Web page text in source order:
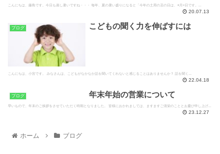
こんにちは、藤島です。今日も蒸し暑いですね・・・ 毎年、夏の暑い盛りになると「今年の土用の丑の日は、○月×日です。...
20.07.13
ブログ こどもの聞く力を伸ばすには
こんにちは、小宮です。 みなさんは、こどもがなかなか話を聞いてくれないと感じることはありませんか？ 話を聞く...
22.04.18
ブログ 年末年始の営業について
早いもので、年末のご挨拶をさせていただく時期となりました。 皆様におかれましては、ますますご清栄のこととお慶び申し上げ...
23.12.27
ホーム ブログ